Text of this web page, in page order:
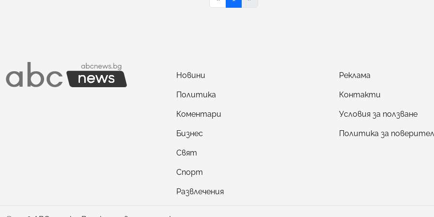
Новини
Политика
Коментари
Бизнес
Свят
Спорт
Развлечения
Реклама
Контакти
Условия за ползване
Политика за